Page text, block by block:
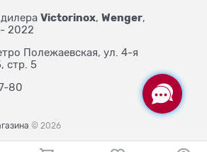
Victorinox, Wenger,
2022
Полежаевская, ул. 4-я
стр. 5
80
© 2026